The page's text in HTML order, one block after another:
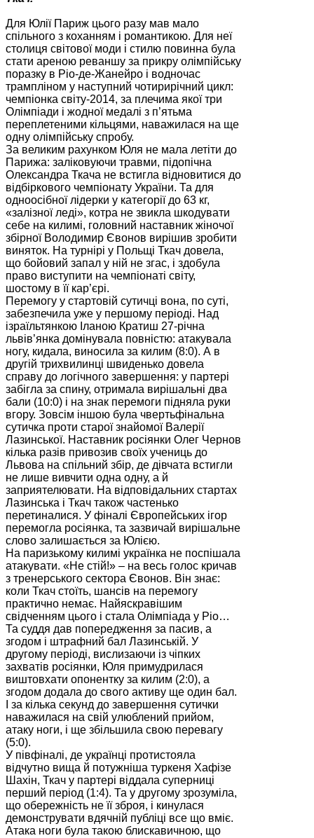
Для Юлії Париж цього разу мав мало
спільного з коханням і романтикою. Для неї
столиця світової моди і стилю повинна була
стати ареною реваншу за прикру олімпійську
поразку в Ріо-де-Жанейро і водночас
трампліном у наступний чотирирічний цикл:
чемпіонка світу-2014, за плечима якої три
Олімпіади і жодної медалі з п’ятьма
переплетеними кільцями, наважилася на ще
одну олімпійську спробу.
За великим рахунком Юля не мала летіти до
Парижа: заліковуючи травми, підопічна
Олександра Ткача не встигла відновитися до
відбіркового чемпіонату України. Та для
одноосібної лідерки у категорії до 63 кг,
«залізної леді», котра не звикла шкодувати
себе на килимі, головний наставник жіночої
збірної Володимир Євонов вирішив зробити
виняток. На турнірі у Польщі Ткач довела,
що бойовий запал у ній не згас, і здобула
право виступити на чемпіонаті світу,
шостому в її кар’єрі.
Перемогу у стартовій сутичці вона, по суті,
забезпечила уже у першому періоді. Над
ізраїльтянкою Іланою Кратиш 27-річна
львів’янка домінувала повністю: атакувала
ногу, кидала, виносила за килим (8:0). А в
другій трихвилинці швиденько довела
справу до логічного завершення: у партері
забігла за спину, отримала вирішальні два
бали (10:0) і на знак перемоги підняла руки
вгору. Зовсім іншою була чвертьфінальна
сутичка проти старої знайомої Валерії
Лазинської. Наставник росіянки Олег Чернов
кілька разів привозив своїх учениць до
Львова на спільний збір, де дівчата встигли
не лише вивчити одна одну, а й
заприятелювати. На відповідальних стартах
Лазинська і Ткач також частенько
перетиналися. У фіналі Європейських ігор
перемогла росіянка, та зазвичай вирішальне
слово залишається за Юлією.
На паризькому килимі українка не поспішала
атакувати. «Не стій!» – на весь голос кричав
з тренерського сектора Євонов. Він знає:
коли Ткач стоїть, шансів на перемогу
практично немає. Найяскравішим
свідченням цього і стала Олімпіада у Ріо…
Та суддя дав попередження за пасив, а
згодом і штрафний бал Лазинській. У
другому періоді, вислизаючи із чіпких
захватів росіянки, Юля примудрилася
виштовхати опонентку за килим (2:0), а
згодом додала до свого активу ще один бал.
І за кілька секунд до завершення сутички
наважилася на свій улюблений прийом,
атаку ноги, і ще збільшила свою перевагу
(5:0).
У півфіналі, де українці протистояла
відчутно вища й потужніша туркеня Хафізе
Шахін, Ткач у партері віддала суперниці
перший період (1:4). Та у другому зрозуміла,
що обережність не її зброя, і кинулася
демонструвати вдячній публіці все що вміє.
Атака ноги була такою блискавичною, що